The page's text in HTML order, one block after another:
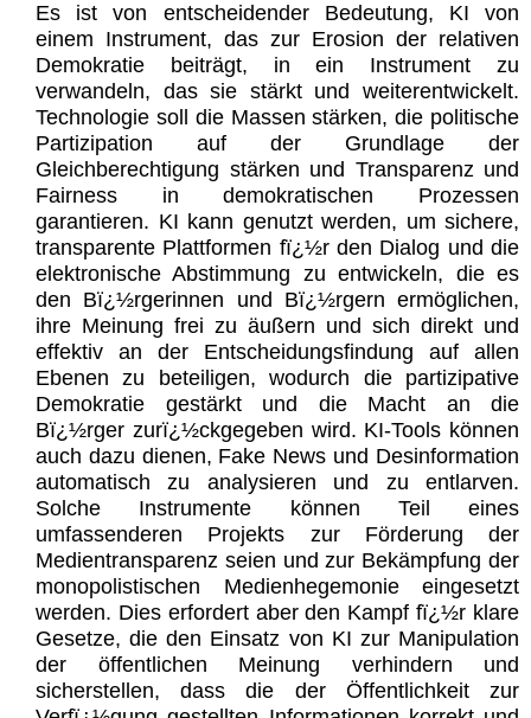
Es ist von entscheidender Bedeutung, KI von
einem Instrument, das zur Erosion der relativen
Demokratie beiträgt, in ein Instrument zu
verwandeln, das sie stärkt und weiterentwickelt.
Technologie soll die Massen stärken, die politische
Partizipation auf der Grundlage der
Gleichberechtigung stärken und Transparenz und
Fairness in demokratischen Prozessen
garantieren. KI kann genutzt werden, um sichere,
transparente Plattformen fï¿½r den Dialog und die
elektronische Abstimmung zu entwickeln, die es
den Bï¿½rgerinnen und Bï¿½rgern ermöglichen,
ihre Meinung frei zu äußern und sich direkt und
effektiv an der Entscheidungsfindung auf allen
Ebenen zu beteiligen, wodurch die partizipative
Demokratie gestärkt und die Macht an die
Bï¿½rger zurï¿½ckgegeben wird. KI-Tools können
auch dazu dienen, Fake News und Desinformation
automatisch zu analysieren und zu entlarven.
Solche Instrumente können Teil eines
umfassenderen Projekts zur Förderung der
Medientransparenz seien und zur Bekämpfung der
monopolistischen Medienhegemonie eingesetzt
werden. Dies erfordert aber den Kampf fï¿½r klare
Gesetze, die den Einsatz von KI zur Manipulation
der öffentlichen Meinung verhindern und
sicherstellen, dass die der Öffentlichkeit zur